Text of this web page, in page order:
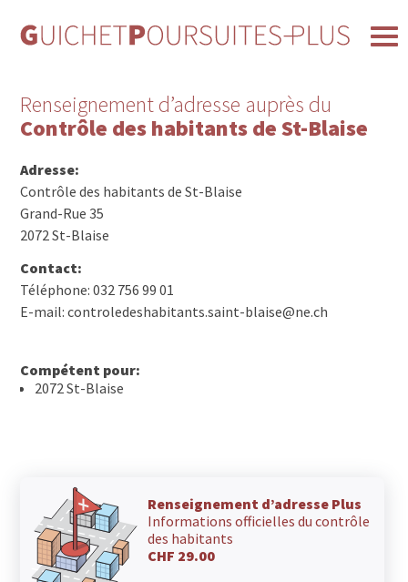
Renseignement d’adresse auprès du
Contrôle des habitants de St-Blaise
Adresse:
Contrôle des habitants de St-Blaise
Grand-Rue 35
2072 St-Blaise
Contact:
Téléphone: 032 756 99 01
E-mail: controledeshabitants.saint-blaise@ne.ch
Compétent pour:
2072 St-Blaise
Renseignement d’adresse Plus
Informations officielles du contrôle
des habitants
CHF 29.00